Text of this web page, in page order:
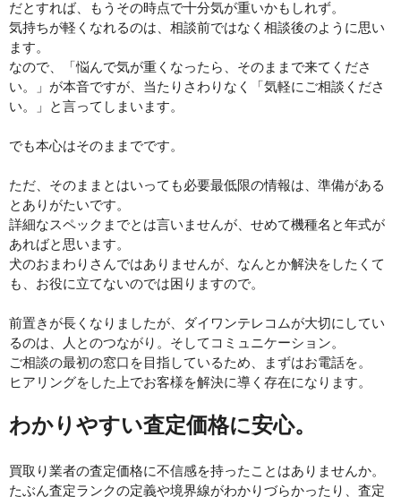
だとすれば、もうその時点で十分気が重いかもしれず。
気持ちが軽くなれるのは、相談前ではなく相談後のように思い
ます。
なので、「悩んで気が重くなったら、そのままで来てくださ
い。」が本音ですが、当たりさわりなく「気軽にご相談くださ
い。」と言ってしまいます。
でも本心はそのままでです。
ただ、そのままとはいっても必要最低限の情報は、準備がある
とありがたいです。
詳細なスペックまでとは言いませんが、せめて機種名と年式が
あればと思います。
犬のおまわりさんではありませんが、なんとか解決をしたくて
も、お役に立てないのでは困りますので。
前置きが長くなりましたが、ダイワンテレコムが大切にしてい
るのは、
人とのつながり。そしてコミュニケーション。
ご相談の最初の窓口を目指しているため、まずはお電話を。
ヒアリングをした上でお客様を解決に導く存在になります。
わかりやすい査定価格に安心。
買取り業者の査定価格に不信感を持ったことはありませんか。
たぶん査定ランクの定義や境界線がわかりづらかったり、査定